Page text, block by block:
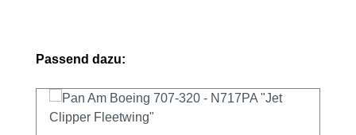
Produktgalerie überspringen
Passend dazu: